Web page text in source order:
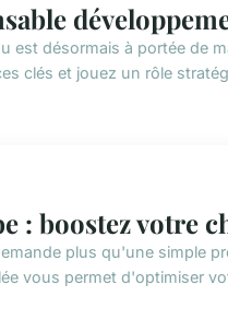
est désormais à portée de
clés et jouez un rôle
: boostez votre
plus qu'une simple
vous permet d'optimiser